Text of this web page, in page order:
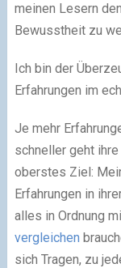
meinen Lesern
Bewusstheit zu
Ich bin der
Erfahrungen im
Je mehr
schneller geht
oberstes Ziel:
Erfahrungen in
alles in Ordnung
vergleichen
sich Tragen, zu